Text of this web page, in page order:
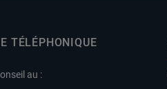
TÉLÉPHONIQUE
au :